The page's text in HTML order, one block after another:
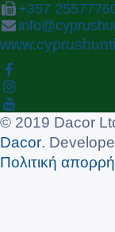
+357
© 2019 Dacor
Dacor.
Πολιτική